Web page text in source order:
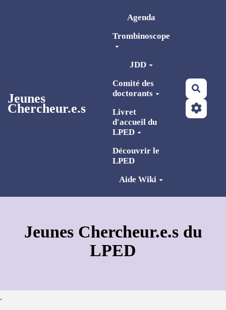
Jeunes
Chercheur.e.s
Agenda
Trombinoscope
JDD
Comité des
doctorants
Livret
d'accueil du
LPED
Découvrir le
LPED
Aide Wiki
Jeunes Chercheur.e.s du
LPED
.